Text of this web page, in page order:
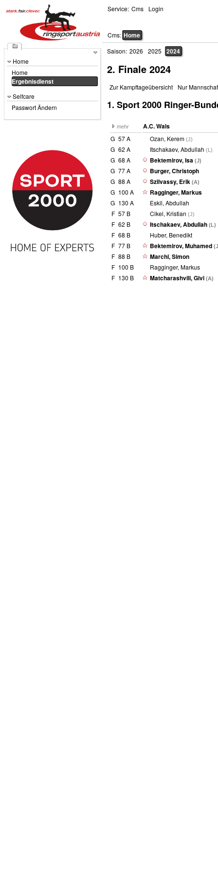
Cms: Home
Service: Cms Login
Home
Home
Ergebnisdienst
Selfcare
Passwort Ändern
Saison: 2026 2025 2024
2. Finale 2024
Zur Kampftageübersicht Nur
1. Sport 2000 Ringer-
mehr A.C. Wals
G 57 A Ozan, Kerem (J)
G 62 A Itschakaev, Abdullah (L)
G 68 A Bektemirov, Isa (J)
G 77 A Burger, Christoph
G 88 A Szilvassy, Erik (A)
G 100 A Ragginger, Markus
G 130 A
Eskil, Abdullah
F 57 B Cikel, Kristian (J)
F 62 B Itschakaev, Abdullah (L)
F 68 B
Huber, Benedikt
F 77 B Bektemirov, Muhamed
F 88 B Marchl, Simon
F 100 B
Ragginger, Markus
F 130 B Matcharashvili, Givi (A)